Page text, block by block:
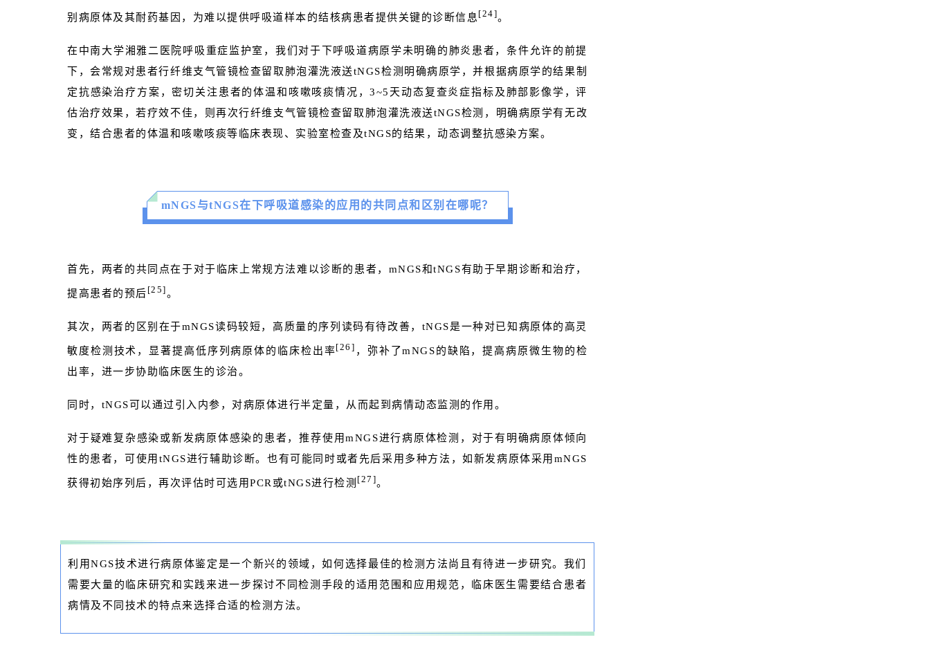
别病原体及其耐药基因，为难以提供呼吸道样本的结核病患者提供关键的诊断信息 [24]。
在中南大学湘雅二医院呼吸重症监护室，我们对于下呼吸道病原学未明确的肺炎患者，条件允许的前提
下，会常规对患者行纤维支气管镜检查留取肺泡灌洗液送tNGS检测明确病原学，并根据病原学的结果制
定抗感染治疗方案，密切关注患者的体温和咳嗽咳痰情况，3~5天动态复查炎症指标及肺部影像学，评
估治疗效果，若疗效不佳，则再次行纤维支气管镜检查留取肺泡灌洗液送tNGS检测，明确病原学有无改
变，结合患者的体温和咳嗽咳痰等临床表现、实验室检查及tNGS的结果，动态调整抗感染方案。
mNGS与tNGS在下呼吸道感染的应用的共同点和区别在哪呢？
首先，两者的共同点在于对于临床上常规方法难以诊断的患者，mNGS和tNGS有助于早期诊断和治疗，
提高患者的预后 [25] 。
其次，两者的区别在于mNGS读码较短，高质量的序列读码有待改善，tNGS是一种对已知病原体的高灵
敏度检测技术，显著提高低序列病原体的临床检出率 [26] ，弥补了mNGS的缺陷，提高病原微生物的检
出率，进一步协助临床医生的诊治。
同时，tNGS可以通过引入内参，对病原体进行半定量，从而起到病情动态监测的作用。
对于疑难复杂感染或新发病原体感染的患者，推荐使用mNGS进行病原体检测，对于有明确病原体倾向
性的患者，可使用tNGS进行辅助诊断。也有可能同时或者先后采用多种方法，如新发病原体采用mNGS
获得初始序列后，再次评估时可选用PCR或tNGS进行检测 [27]。
利用NGS技术进行病原体鉴定是一个新兴的领域，如何选择最佳的检测方法尚且有待进一步研究。我们
需要大量的临床研究和实践来进一步探讨不同检测手段的适用范围和应用规范，临床医生需要结合患者
病情及不同技术的特点来选择合适的检测方法。